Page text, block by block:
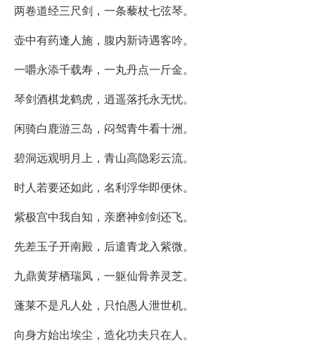
两卷道经三尺剑，一条藜杖七弦琴。
壶中有药逢人施，腹内新诗遇客吟。
一嚼永添千载寿，一丸丹点一斤金。
琴剑酒棋龙鹤虎，逍遥落托永无忧。
闲骑白鹿游三岛，闷驾青牛看十洲。
碧洞远观明月上，青山高隐彩云流。
时人若要还如此，名利浮华即便休。
紫极宫中我自知，亲磨神剑剑还飞。
先差玉子开南殿，后遣青龙入紫微。
九鼎黄芽栖瑞凤，一躯仙骨养灵芝。
蓬莱不是凡人处，只怕愚人泄世机。
向身方始出埃尘，造化功夫只在人。